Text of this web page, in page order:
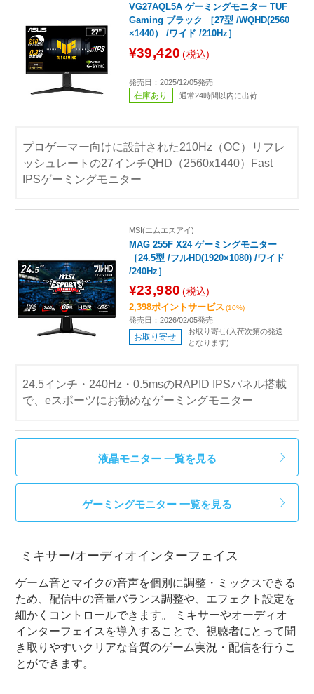
VG27AQL5A ゲーミングモニター TUF
Gaming ブラック ［27型 /WQHD(2560
×1440） /ワイド /210Hz］
¥39,420 (税込)
発売日：2025/12/05発売
在庫あり 通常24時間以内に出荷
プロゲーマー向けに設計された210Hz（OC）リフレ
ッシュレートの27インチQHD（2560x1440）Fast
IPSゲーミングモニター
MSI(エムエスアイ)
MAG 255F X24 ゲーミングモニター
［24.5型 /フルHD(1920×1080) /ワイド
/240Hz］
¥23,980 (税込)
2,398ポイントサービス (10%)
発売日：2026/02/05発売
お取り寄せ
お取り寄せ(入荷次第の発送
となります)
24.5インチ・240Hz・0.5msのRAPID IPSパネル搭載
で、eスポーツにお勧めなゲーミングモニター
液晶モニター 一覧を見る
ゲーミングモニター 一覧を見る
ミキサー/オーディオインターフェイス
ゲーム音とマイクの音声を個別に調整・ミックスできる
ため、配信中の音量バランス調整や、エフェクト設定を
細かくコントロールできます。 ミキサーやオーディオ
インターフェイスを導入することで、視聴者にとって聞
き取りやすいクリアな音質のゲーム実況・配信を行うこ
とができます。